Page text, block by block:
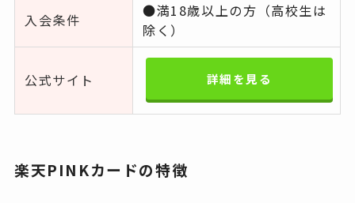
入会条件
●満18歳以上の方（高校生は
除く）
公式サイト 詳細を見る
楽天PINKカードの特徴